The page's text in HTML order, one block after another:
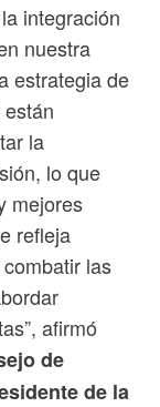
integración
nuestra
estrategia de
la
lo que
mejores
refleja
las
afirmó
de
de la